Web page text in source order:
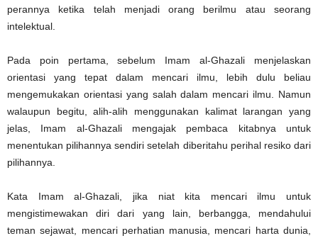
perannya ketika telah menjadi orang ‎berilmu atau seorang
intelektual.‎
Pada poin pertama, sebelum Imam al-Ghazali menjelaskan
orientasi yang tepat dalam mencari ilmu, lebih dulu ‎beliau
mengemukakan orientasi yang salah dalam mencari ilmu. Namun
walaupun begitu, alih-alih menggunakan ‎kalimat larangan yang
jelas, Imam al-Ghazali mengajak pembaca kitabnya untuk
menentukan pilihannya sendiri ‎setelah diberitahu perihal resiko dari
pilihannya. ‎
Kata Imam al-Ghazali, jika niat kita mencari ilmu untuk
mengistimewakan diri dari yang lain, berbangga, mendahului
‎teman sejawat, mencari perhatian manusia, mencari harta dunia,